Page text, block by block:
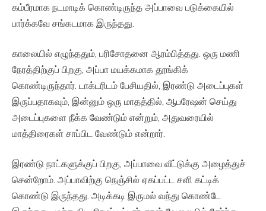
கம்பீரமாக நடமாடிக் கொண்டிருந்த அப்பாவை படுக்கையில்
பார்க்கவே சங்கடமாக இருந்தது.
காலையில் எழுந்ததும், பரிசோதனை ஆரம்பித்தது. ஒரு மணி
நேரத்திற்குப் பிறகு, அப்பா மயக்கமாக தூங்கிக்
கொண்டிருந்தார். டாக்டரிடம் பேசியதில், இரண்டு அடைப்புகள்
இருப்பதாகவும், இன்னும் ஒரு மாதத்தில், ஆபரேஷன் செய்து
அடைப்புகளை நீக்க வேண்டும் என்றும், அதுவரையில்
மாத்திரைகள் சாப்பிட வேண்டும் என்றார்.
இரண்டு நாட்களுக்குப் பிறகு, அப்பாவை வீட்டுக்கு அழைத்துச்
சென்றோம். அப்பாவிற்கு நெஞ்சில் ஏகப்பட்ட சளி கட்டிக்
கொண்டு இருந்தது. அடிக்கடி இருமல் வந்து கொண்டே